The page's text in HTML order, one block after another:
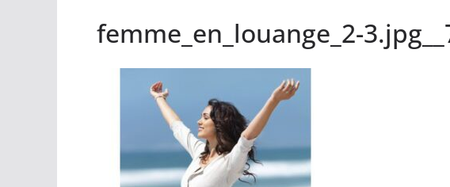
femme_en_louange_2-